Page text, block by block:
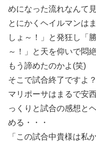
めになった流れなんて
とにかくヘイルマンは
しょ～！」と発狂し「
～！」と天を仰いで悶
もう諦めたのかよ(笑)
そこで試合終了ですよ？
マリポーサはまるで安
っくりと試合の感想と
める・・・
「この試合中貴様は私